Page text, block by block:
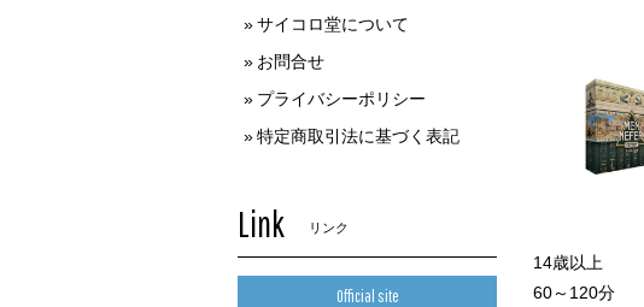
14歳以上
60～120分
サイコロ堂について
お問合せ
プライバシーポリシー
特定商取引法に基づく表記
Link リンク
Official site